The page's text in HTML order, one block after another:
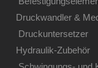
Druckwandler &
Druckuntersetzer
Hydraulik-Zubehör